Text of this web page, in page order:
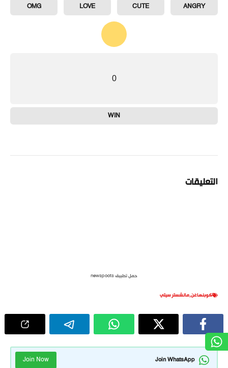
ANGRY
CUTE
LOVE
OMG
0
WIN
التعليقات
حمل تطبيق newspoots
كوبنهاغن,مانشستر سيتي
Join WhatsApp
Join Now